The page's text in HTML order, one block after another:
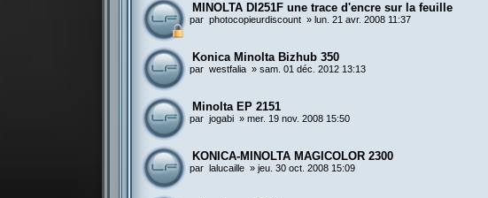
MINOLTA DI251F une trace d'encre sur la feuille
par photocopieurdiscount » lun. 21 avr. 2008 11:37
Konica Minolta Bizhub 350
par westfalia »sam. 01 déc. 2012 13:13
Minolta EP 2151
par jogabi »mer. 19 nov. 2008 15:50
KONICA-MINOLTA MAGICOLOR 2300
par lalucaille »jeu. 30 oct. 2008 15:09